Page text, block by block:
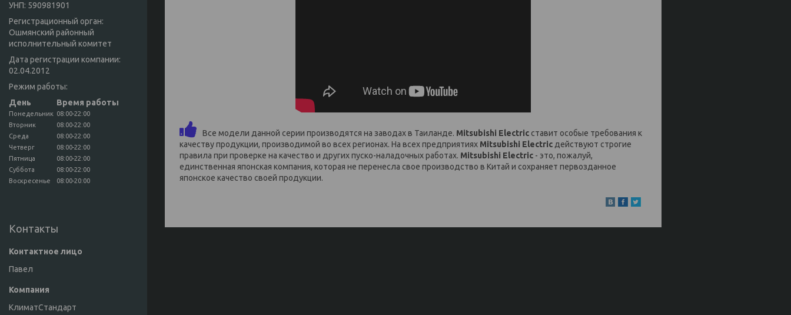
Все модели данной серии производятся на заводах в Таиланде. Mitsubishi Electric ставит особые требования к
качеству продукции, производимой во всех регионах. На всех предприятиях Mitsubishi Electricдействуют строгие
правила при проверке на качество и других пуско-наладочных работах. Mitsubishi Electric - это, пожалуй,
единственная японская компания, которая не перенесла свое производство в Китай и сохраняет первозданное
японское качество своей продукции.
УНП: 590981901
Регистрационный орган:
Ошмянский районный
исполнительный комитет
Дата регистрации компании:
02.04.2012
Режим работы:
День
Время работы
Понедельник 08:00-22:00
Вторник
08:00-22:00
Среда
08:00-22:00
Четверг
08:00-22:00
Пятница
08:00-22:00
Суббота
08:00-22:00
Воскресенье
08:00-20:00
Контакты
Павел
КлиматСтандарт